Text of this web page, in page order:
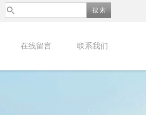
在线留言 联系我们